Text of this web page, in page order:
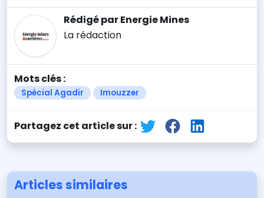
Rédigé par Energie Mines
La rédaction
Mots clés :
Spécial Agadir Imouzzer
Partagez cet article sur :
Articles similaires